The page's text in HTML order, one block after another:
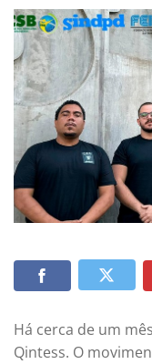
Há cerca de um
Qintess. O